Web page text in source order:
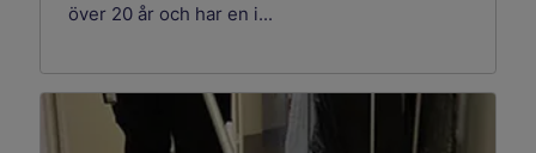
över 20 år och har en i...